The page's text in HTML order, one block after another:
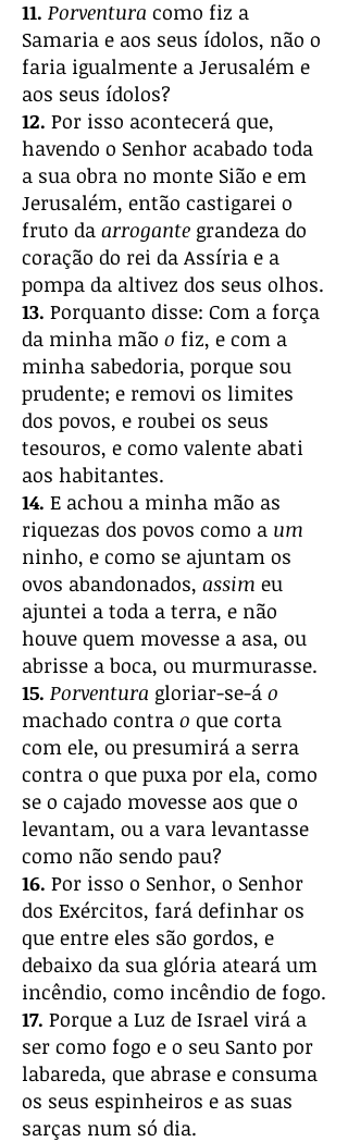
11. Porventura como fiz a
Samaria e aos seus ídolos, não o
faria igualmente a Jerusalém e
aos seus ídolos?
12. Por isso acontecerá que,
havendo o Senhor acabado toda
a sua obra no monte Sião e em
Jerusalém, então castigarei o
fruto da arrogante grandeza do
coração do rei da Assíria e a
pompa da altivez dos seus olhos.
13. Porquanto disse: Com a força
da minha mão o fiz, e com a
minha sabedoria, porque sou
prudente; e removi os limites
dos povos, e roubei os seus
tesouros, e como valente abati
aos habitantes.
14. E achou a minha mão as
riquezas dos povos como a um
ninho, e como se ajuntam os
ovos abandonados, assim eu
ajuntei a toda a terra, e não
houve quem movesse a asa, ou
abrisse a boca, ou murmurasse.
15. Porventura gloriar-se-á o
machado contra o que corta
com ele, ou presumirá a serra
contra o que puxa por ela, como
se o cajado movesse aos que o
levantam, ou a vara levantasse
como não sendo pau?
16. Por isso o Senhor, o Senhor
dos Exércitos, fará definhar os
que entre eles são gordos, e
debaixo da sua glória ateará um
incêndio, como incêndio de fogo.
17. Porque a Luz de Israel virá a
ser como fogo e o seu Santo por
labareda, que abrase e consuma
os seus espinheiros e as suas
sarças num só dia.